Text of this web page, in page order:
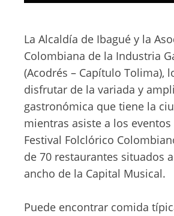
La Alcaldía de Ibagué y la
Colombiana de la Industria
(Acodrés – Capítulo Tolima),
disfrutar de la variada y
gastronómica que tiene la
mientras asiste a los eventos
Festival Folclórico
de 70 restaurantes situados
ancho de la Capital Musical.
Puede encontrar comida